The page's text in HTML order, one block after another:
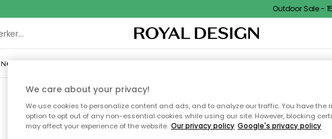
Outdoor Sale -
INDRETNINGTEKSTIL & TÆPPERKØKKENETOPBEVARINGHAVEMØBLER
We care about your privacy!
We use cookies to personalize content and ads, and to analyze our traffic. You have the
option to opt out of any non-essential cookies while using our site. However, blocking
may affect your experience of the website. Our privacy policy Google's privacy policy